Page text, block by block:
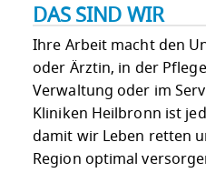
DAS SIND WIR
Ihre Arbeit macht den
oder Ärztin, in der
Verwaltung oder im
Kliniken Heilbronn ist
damit wir Leben retten
Region optimal